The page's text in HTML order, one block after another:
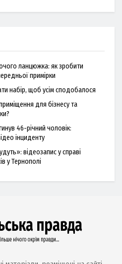
ланцюжка: як зробити
примірки
набір, щоб усім сподобалося
для бізнесу та
46-річний чоловік:
інциденту
відеозапис у справі
у Тернополі